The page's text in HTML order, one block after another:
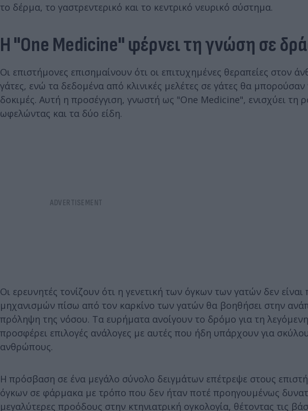
το δέρμα, το γαστρεντερικό και το κεντρικό νευρικό σύστημα.
Η "One Medicine" φέρνει τη γνώση σε
Οι επιστήμονες επισημαίνουν ότι οι επιτυχημένες θεραπείες
γάτες, ενώ τα δεδομένα από κλινικές μελέτες σε γάτες θα
δοκιμές. Αυτή η προσέγγιση, γνωστή ως "One Medicine", ενισχύει τη
ωφελώντας και τα δύο είδη.
Οι ερευνητές τονίζουν ότι η γενετική των όγκων των γατών δεν
μηχανισμών πίσω από τον καρκίνο των γατών θα βοηθήσει στην
πρόληψη της νόσου. Τα ευρήματα ανοίγουν το δρόμο για τη
προσφέρει επιλογές ανάλογες με αυτές που ήδη υπάρχουν για
ανθρώπους.
Η πρόσβαση σε ένα μεγάλο σύνολο δειγμάτων επέτρεψε στους
όγκων σε φάρμακα με τρόπο που δεν ήταν ποτέ προηγουμένως
μεγαλύτερες προόδους στην κτηνιατρική ογκολογία, θέτοντας τις